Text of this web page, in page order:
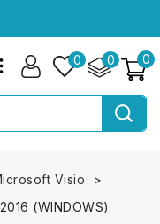
0
0
0
Visio
(WINDOWS)